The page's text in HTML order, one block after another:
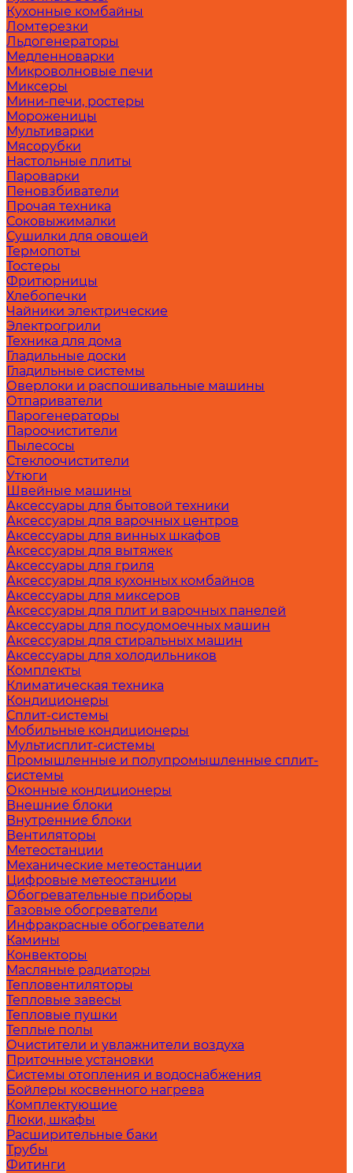
Кухонные комбайны
Ломтерезки
Льдогенераторы
Медленноварки
Микроволновые печи
Миксеры
Мини-печи, ростеры
Мороженицы
Мультиварки
Мясорубки
Настольные плиты
Пароварки
Пеновзбиватели
Прочая техника
Соковыжималки
Сушилки для овощей
Термопоты
Тостеры
Фритюрницы
Хлебопечки
Чайники электрические
Электрогрили
Техника для дома
Гладильные доски
Гладильные системы
Оверлоки и распошивальные машины
Отпариватели
Парогенераторы
Пароочистители
Пылесосы
Стеклоочистители
Утюги
Швейные машины
Аксессуары для бытовой техники
Аксессуары для варочных центров
Аксессуары для винных шкафов
Аксессуары для вытяжек
Аксессуары для гриля
Аксессуары для кухонных комбайнов
Аксессуары для миксеров
Аксессуары для плит и варочных панелей
Аксессуары для посудомоечных машин
Аксессуары для стиральных машин
Аксессуары для холодильников
Комплекты
Климатическая техника
Кондиционеры
Сплит-системы
Мобильные кондиционеры
Мультисплит-системы
Промышленные и полупромышленные сплит-
системы
Оконные кондиционеры
Внешние блоки
Внутренние блоки
Вентиляторы
Метеостанции
Механические метеостанции
Цифровые метеостанции
Обогревательные приборы
Газовые обогреватели
Инфракрасные обогреватели
Камины
Конвекторы
Масляные радиаторы
Тепловентиляторы
Тепловые завесы
Тепловые пушки
Теплые полы
Очистители и увлажнители воздуха
Приточные установки
Системы отопления и водоснабжения
Бойлеры косвенного нагрева
Комплектующие
Люки, шкафы
Расширительные баки
Трубы
Фитинги